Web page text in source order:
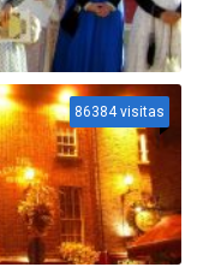
86384 visitas